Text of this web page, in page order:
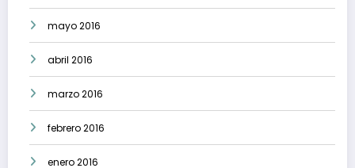
mayo 2016
abril 2016
marzo 2016
febrero 2016
enero 2016